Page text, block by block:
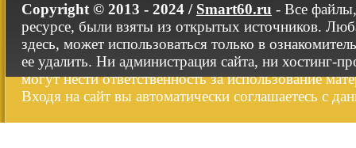
Copyright © 2013 - 2024 / Smart60.ru - Все
ресурсе, были взяты из открытых источников.
здесь, может использоваться только в
ее удалить. Ни администрация сайта, ни хостинг-
могут нести ответственность за использование
Входя на сайт вы автоматически соглашаетесь с